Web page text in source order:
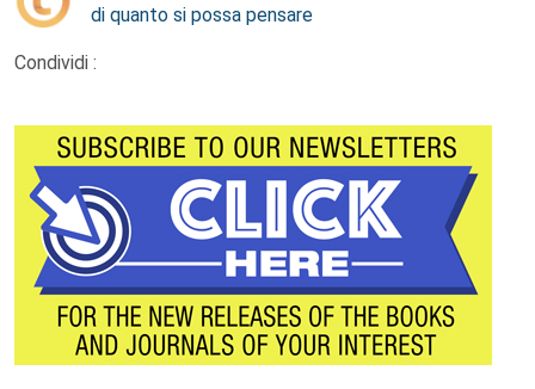
di quanto si possa pensare
Condividi :